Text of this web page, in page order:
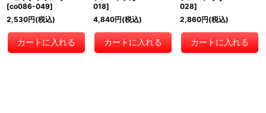
[co086-049]
2,530円(税込)
カートに入れる
018]
4,840円(税込)
カートに入れる
028]
2,860円(税込)
カートに入れる